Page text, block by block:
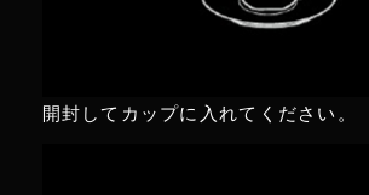
午後に疲れて仕事がキツい方に、
開封してカップに入れてください。